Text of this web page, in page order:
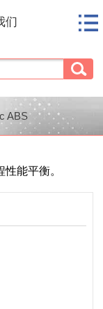
们
ABS
1/1
能平衡。